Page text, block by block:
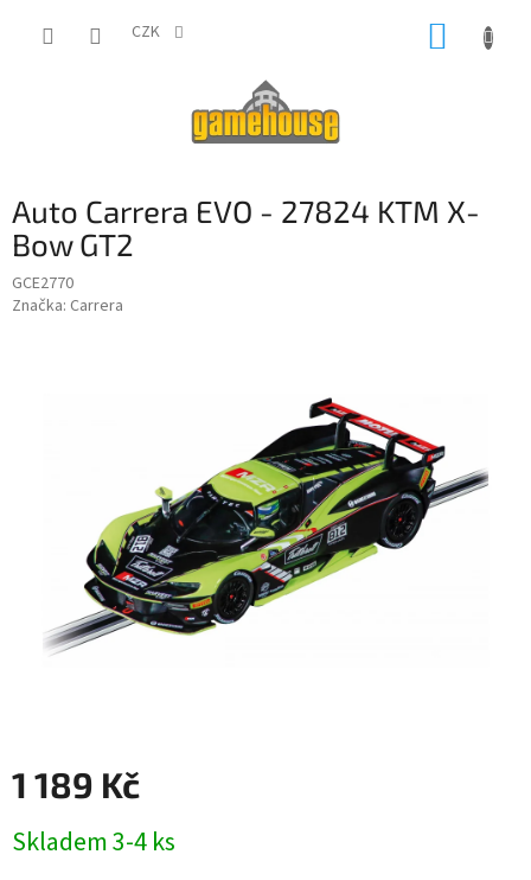
CZK
Auto Carrera EVO - 27824 KTM X-
Bow GT2
GCE2770
Značka: Carrera
1 189 Kč
cena:
Skladem 3-4 ks